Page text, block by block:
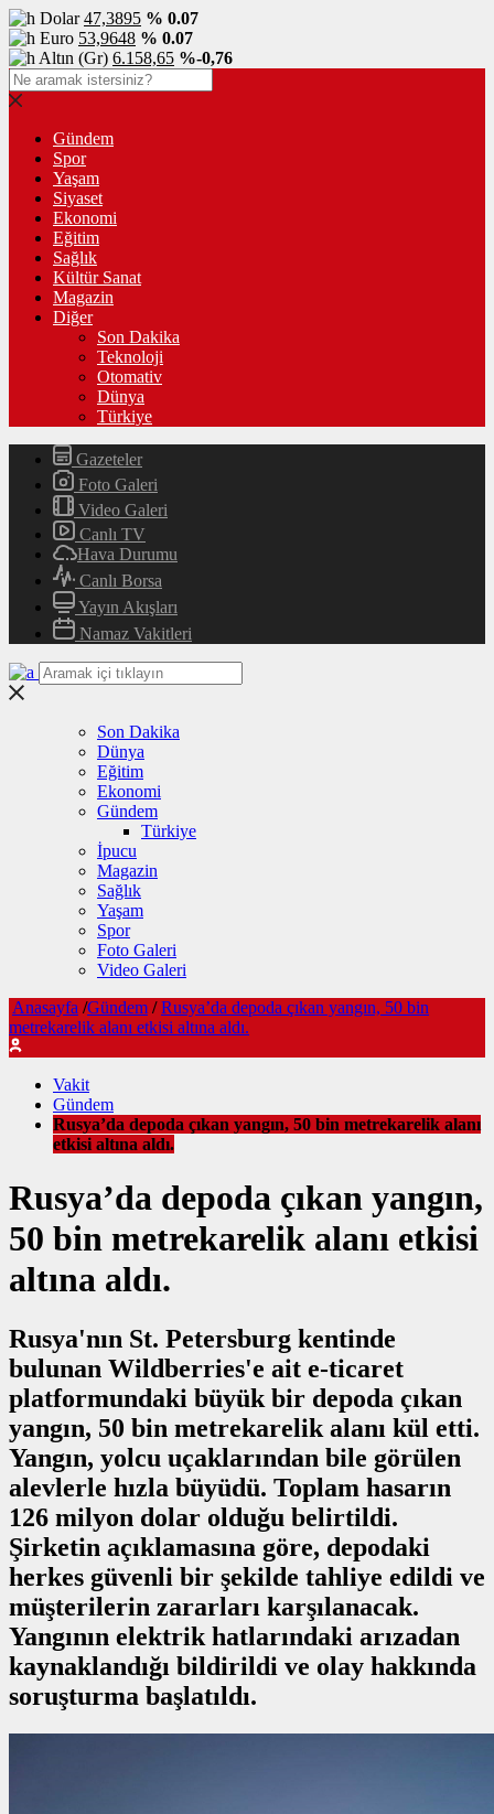
Dolar47,3895 % 0.07
Euro 53,9648 % 0.07
Altın (Gr) 6.158,65 %-0,76
Gündem
Spor
Yaşam
Siyaset
Ekonomi
Eğitim
Sağlık
Kültür Sanat
Magazin
Diğer
Son Dakika
Teknoloji
Otomativ
Dünya
Türkiye
Gazeteler
Foto Galeri
Video Galeri
Canlı TV
Hava Durumu
Canlı Borsa
Yayın Akışları
Namaz Vakitleri
Son Dakika
Dünya
Eğitim
Ekonomi
Gündem
Türkiye
İpucu
Magazin
Sağlık
Yaşam
Spor
Foto Galeri
Video Galeri
Anasayfa /Gündem / Rusya’da depoda çıkan yangın, 50 bin
metrekarelik alanı etkisi altına aldı.
Vakit
Gündem
Rusya’da depoda çıkan yangın, 50 bin metrekarelik alanı
etkisi altına aldı.
Rusya’da depoda çıkan yangın,
50 bin metrekarelik alanı etkisi
altına aldı.
Rusya'nın St. Petersburg kentinde
bulunan Wildberries'e ait e-ticaret
platformundaki büyük bir depoda çıkan
yangın, 50 bin metrekarelik alanı kül etti.
Yangın, yolcu uçaklarından bile görülen
alevlerle hızla büyüdü. Toplam hasarın
126 milyon dolar olduğu belirtildi.
Şirketin açıklamasına göre, depodaki
herkes güvenli bir şekilde tahliye edildi ve
müşterilerin zararları karşılanacak.
Yangının elektrik hatlarındaki arızadan
kaynaklandığı bildirildi ve olay hakkında
soruşturma başlatıldı.